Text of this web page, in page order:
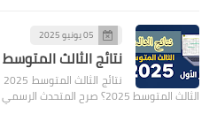
05 يونيو 2025
نتائج الثالث المتوسط 2025 الدور الأول
الثالث المتوسط 2025؟ صرح المتحدث الرسمي باسم وزارة الت…